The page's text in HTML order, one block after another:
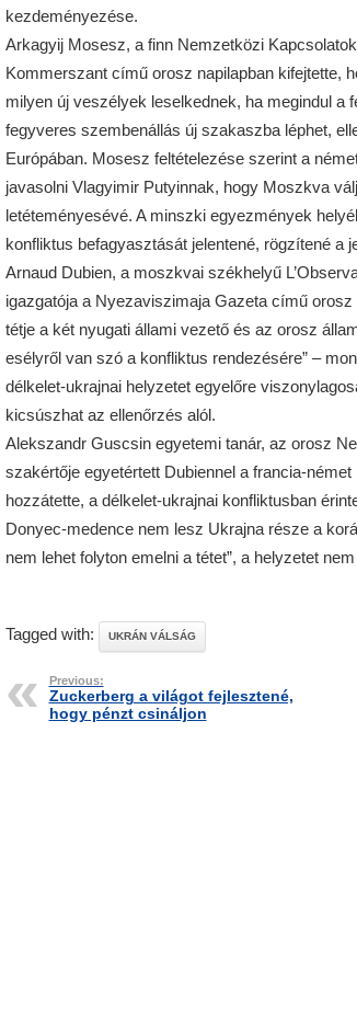
kezdeményezése.
Arkagyij Mosesz, a finn Nemzetközi
Kommerszant című orosz napilapban kifejtette,
milyen új veszélyek leselkednek, ha megindul a
fegyveres szembenállás új szakaszba léphet,
Európában. Mosesz feltételezése szerint a
javasolni Vlagyimir Putyinnak, hogy Moszkva
letéteményesévé. A minszki egyezmények
konfliktus befagyasztását jelentené, rögzítené a
Arnaud Dubien, a moszkvai székhelyű
igazgatója a Nyezaviszimaja Gazeta című
tétje a két nyugati állami vezető és az orosz
esélyről van szó a konfliktus rendezésére” –
délkelet-ukrajnai helyzetet egyelőre
kicsúszhat az ellenőrzés alól.
Alekszandr Guscsin egyetemi tanár, az orosz
szakértője egyetértett Dubiennel a francia-
hozzátette, a délkelet-ukrajnai konfliktusban
Donyec-medence nem lesz Ukrajna része a
nem lehet folyton emelni a tétet”, a helyzetet
Tagged with: UKRÁN VÁLSÁG
Previous:
Zuckerberg a világot fejlesztené,
hogy pénzt csináljon